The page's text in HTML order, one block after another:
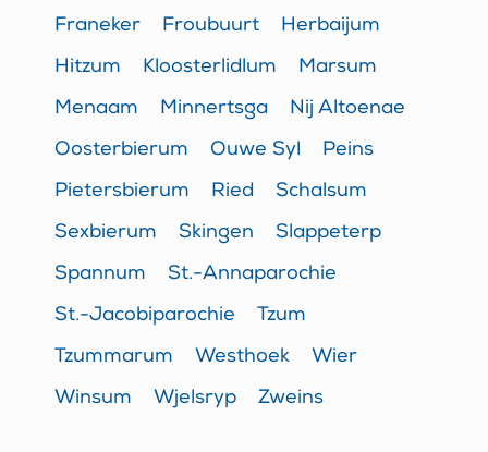
Franeker Froubuurt Herbaijum
Hitzum Kloosterlidlum Marsum
Menaam Minnertsga Nij Altoenae
Oosterbierum Ouwe Syl Peins
Pietersbierum Ried Schalsum
Sexbierum Skingen Slappeterp
Spannum St.-Annaparochie
St.-Jacobiparochie Tzum
Tzummarum Westhoek Wier
Winsum Wjelsryp Zweins